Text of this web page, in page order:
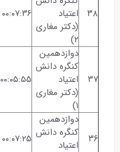
۳۸
اعتیاد
(دکتر مغاری
۲)
۰۰:۰۷:۳۶
۳۷
دوازدهمین
کنگره دانش
اعتیاد
(دکتر مغاری
۱)
۰۰:۰۵:۵۵
۳۶
دوازدهمین
کنگره دانش
اعتیاد
۰۰:۰۷:۲۵